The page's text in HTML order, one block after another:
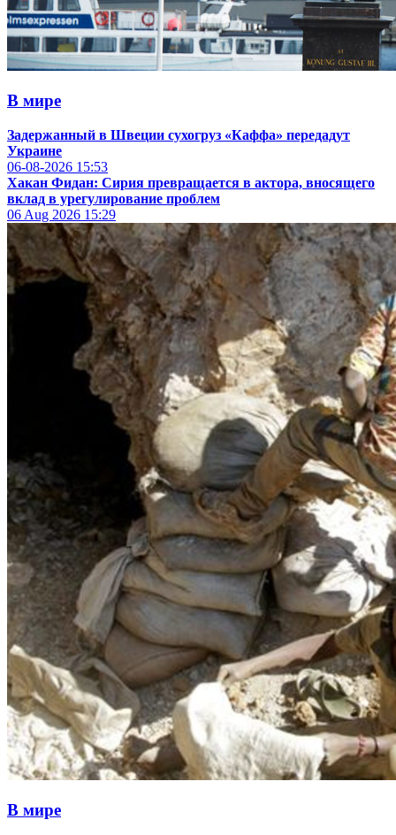
В мире
Задержанный в Швеции сухогруз «Каффа» передадут
Украине
06-08-2026 15:53
Хакан Фидан: Сирия превращается в актора, вносящего
вклад в урегулирование проблем
06 Aug 2026 15:29
В мире